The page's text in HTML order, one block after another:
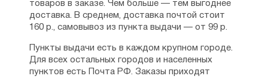
«Мальчик с бабушкиной иконы» — повесть
о праведном отроке Артемии Веркольском
«Сибирский праведник» — повесть о
праведном Феодоре Томском
товаров в заказе. Чем больше — тем выгоднее
доставка. В среднем, доставка почтой стоит
160 р., самовывоз из пункта выдачи — от 99 р.
Пункты выдачи есть в каждом крупном городе.
Для всех остальных городов и населенных
пунктов есть Почта РФ. Заказы приходят